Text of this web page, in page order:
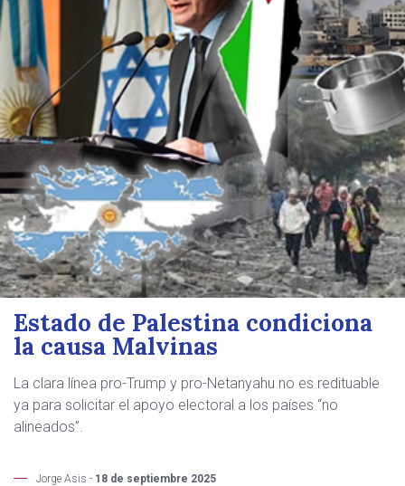
Estado de Palestina condiciona
la causa Malvinas
La clara línea pro-Trump y pro-Netanyahu no es redituable
ya para solicitar el apoyo electoral a los países “no
alineados”.
Jorge Asis - 18 de septiembre 2025